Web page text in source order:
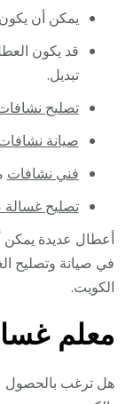
يمكن أن
قد يكون
تبديل.
تصليح
صيانة
فني نشافات
تصليح
أعطال عديدة يمكن
في صيانة وتصليح
الكويت.
معلم
هل ترغب بالحصول